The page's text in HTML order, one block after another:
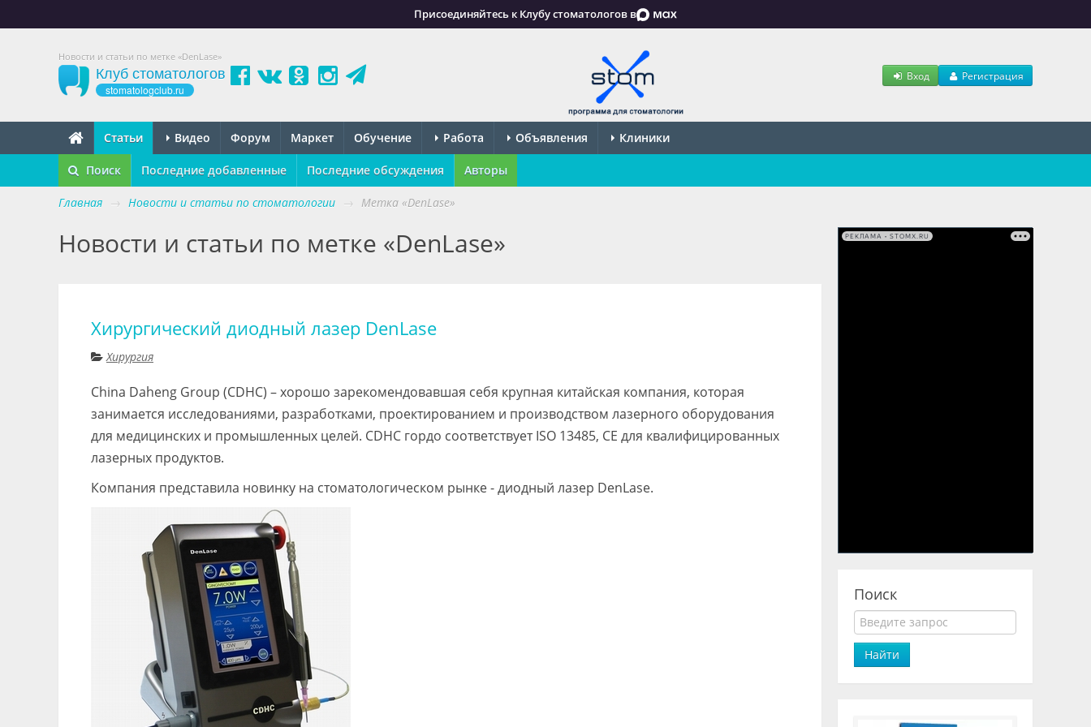
Присоединяйтесь к Клубу стоматологов в
Новости и статьи по метке «DenLase»
Клуб стоматологов
stomatologclub.ru
Вход Регистрация
Статьи Видео Форум Маркет Обучение Работа Объявления Клиники
Поиск Последние добавленные Последние обсуждения Авторы
Главная → Новости и статьи по стоматологии → Метка «DenLase»
Новости и статьи по метке «DenLase»
Хирургический диодный лазер DenLase
Хирургия
China Daheng Group (CDHC) – хорошо зарекомендовавшая себя крупная китайская компания, которая
занимается исследованиями, разработками, проектированием и производством лазерного оборудования
для медицинских и промышленных целей. CDHC гордо соответствует ISO 13485, CE для квалифицированных
лазерных продуктов.
Компания представила новинку на стоматологическом рынке - диодный лазер DenLase.
РЕКЛАМА • STOMX.RU
Поиск
Найти